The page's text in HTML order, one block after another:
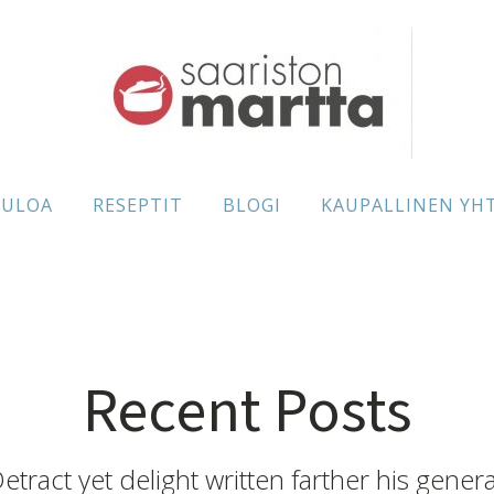
RESEPTIT BLOGI KAUPALLINEN
Recent Posts
yet delight written farther his